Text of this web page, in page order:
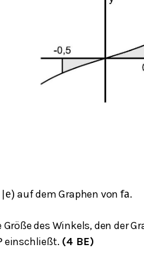
e) auf dem Graphen vonfa.
Größe des Winkels, den der
einschließt. (4 BE)